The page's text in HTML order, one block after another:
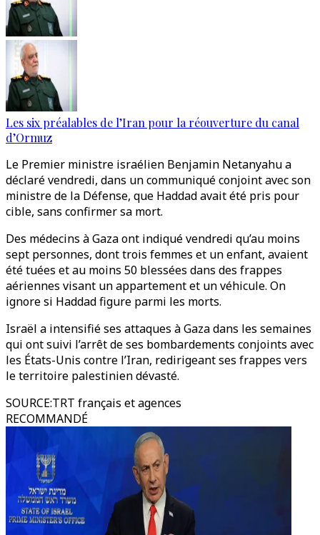
Les six préalables de l’Iran pour la réouverture du canal
d’Ormuz
Le Premier ministre israélien Benjamin Netanyahu a
déclaré vendredi, dans un communiqué conjoint avec son
ministre de la Défense, que Haddad avait été pris pour
cible, sans confirmer sa mort.
Des médecins à Gaza ont indiqué vendredi qu’au moins
sept personnes, dont trois femmes et un enfant, avaient
été tuées et au moins 50 blessées dans des frappes
aériennes visant un appartement et un véhicule. On
ignore si Haddad figure parmi les morts.
Israël a intensifié ses attaques à Gaza dans les semaines
qui ont suivi l’arrêt de ses bombardements conjoints avec
les États-Unis contre l’Iran, redirigeant ses frappes vers
le territoire palestinien dévasté.
SOURCE:TRT français et agences
RECOMMANDÉ